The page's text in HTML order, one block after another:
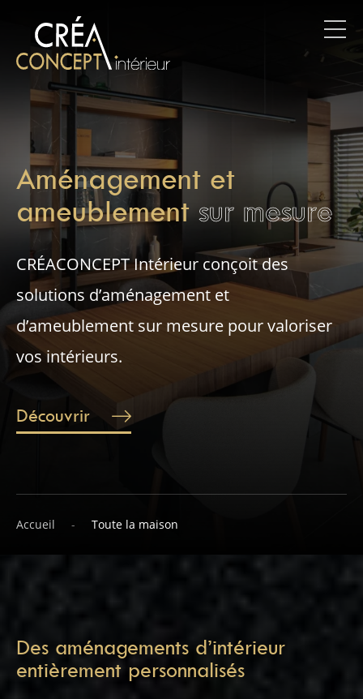
Aménagement et
ameublementsur mesure
CRÉACONCEPT Intérieur conçoit des
solutions d’aménagement et
d’ameublement sur mesure pour valoriser
vos intérieurs.
Découvrir
Accueil Toute la maison
Des aménagements d’intérieur
entièrement personnalisés